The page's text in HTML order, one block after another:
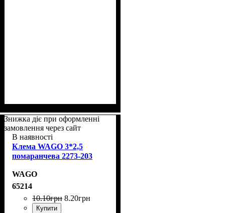
Знижка діє при оформленні
замовлення через сайт
В наявності
Клема WAGO 3*2,5
помаранчева 2273-203
WAGO
65214
10.10грн 8.20грн
Купити